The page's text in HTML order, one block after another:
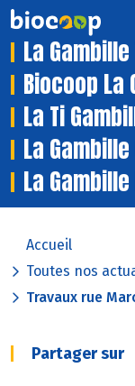
La
Biocoop La
La Ti
La
La
Accueil
Toutes nos
Travaux rue
Partager sur